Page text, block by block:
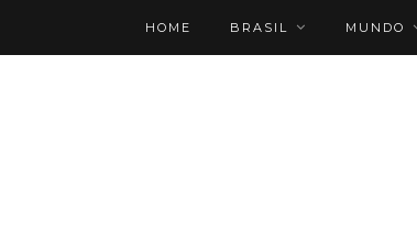
HOME BRASIL MUNDO